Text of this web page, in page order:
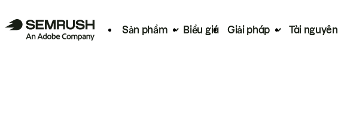
Sản phẩm Biểu giá Giải pháp Tài nguyên